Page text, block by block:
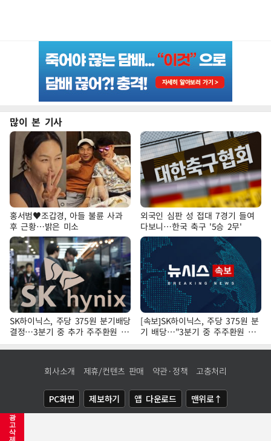
광
고
삭
제
많이 본 기사
홍서범♥조갑경, 아들 불륜 사과
후 근황…밝은 미소
외국인 심판 성 접대 7경기 들여
다보니…한국 축구 '5승 2무'
SK하이닉스, 주당 375원 분기배당
결정…3분기 중 추가 주주환원 발
표
[속보]SK하이닉스, 주당 375원 분
기 배당…"3분기 중 주주환원 방
안 확정"
회사소개 제휴/컨텐츠 판매 약관·정책 고충처리
PC화면 제보하기 앱 다운로드 맨위로↑